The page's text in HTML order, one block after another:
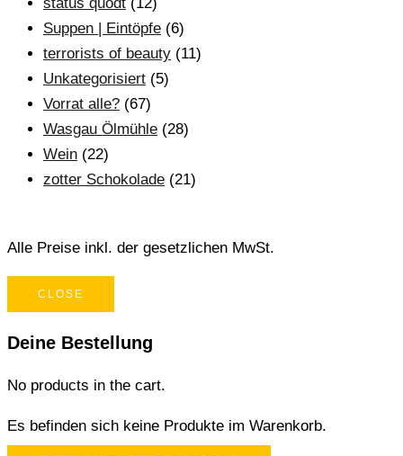
status quodt (12)
Suppen | Eintöpfe (6)
terrorists of beauty (11)
Unkategorisiert (5)
Vorrat alle? (67)
Wasgau Ölmühle (28)
Wein (22)
zotter Schokolade (21)
Alle Preise inkl. der gesetzlichen MwSt.
CLOSE
Deine Bestellung
No products in the cart.
Es befinden sich keine Produkte im Warenkorb.